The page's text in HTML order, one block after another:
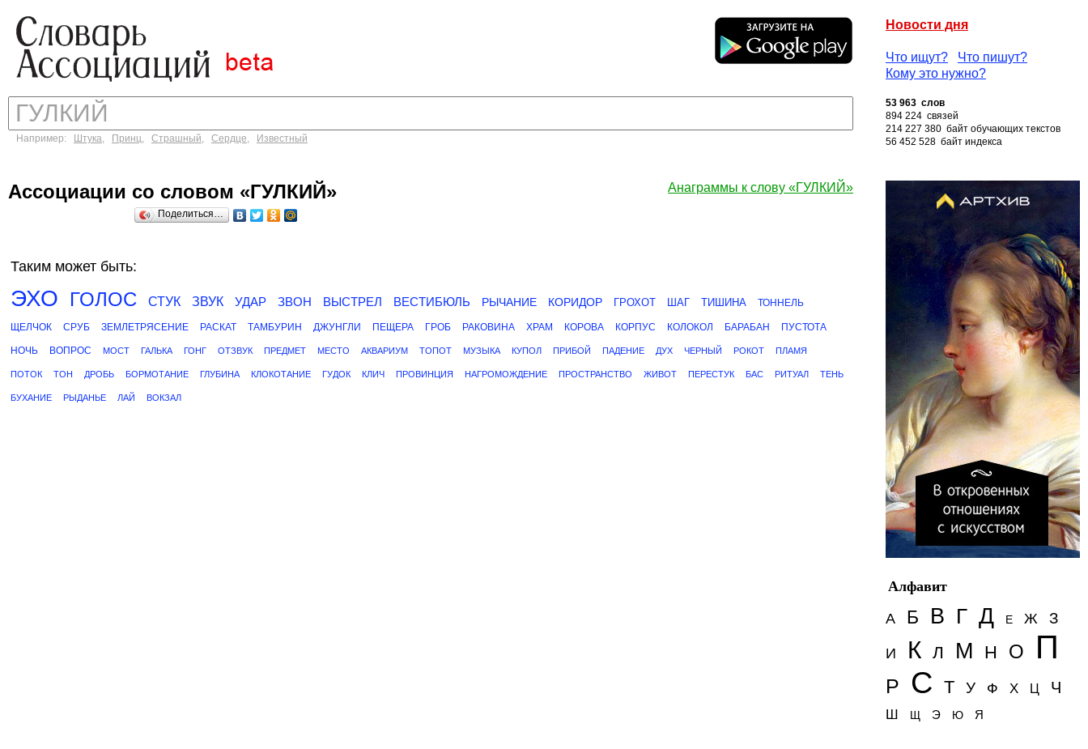
Новости дня
Что ищут?
Что пишут?
Кому это нужно?
Например: Штука, Принц, Страшный, Сердце, Известный
53 963 слов
894 224 связей
214 227 380 байт обучающих текстов
56 452 528 байт индекса
Анаграммы к слову «ГУЛКИЙ»
Ассоциации со словом «ГУЛКИЙ»
Поделиться…
Таким может быть:
ЭХО ГОЛОС СТУК ЗВУК УДАР ЗВОН ВЫСТРЕЛ ВЕСТИБЮЛЬ РЫЧАНИЕ КОРИДОР ГРОХОТ ШАГ ТИШИНА ТОННЕЛЬ
ЩЕЛЧОК СРУБ ЗЕМЛЕТРЯСЕНИЕ РАСКАТ ТАМБУРИН ДЖУНГЛИ ПЕЩЕРА ГРОБ РАКОВИНА ХРАМ КОРОВА КОРПУС КОЛОКОЛ БАРАБАН ПУСТОТА
НОЧЬ ВОПРОС МОСТ ГАЛЬКА ГОНГ ОТЗВУК ПРЕДМЕТ МЕСТО АКВАРИУМ ТОПОТ МУЗЫКА КУПОЛ ПРИБОЙ ПАДЕНИЕ ДУХ ЧЕРНЫЙ РОКОТ ПЛАМЯ
ПОТОК ТОН ДРОБЬ БОРМОТАНИЕ ГЛУБИНА КЛОКОТАНИЕ ГУДОК КЛИЧ ПРОВИНЦИЯ НАГРОМОЖДЕНИЕ ПРОСТРАНСТВО ЖИВОТ ПЕРЕСТУК БАС РИТУАЛ ТЕНЬ
БУХАНИЕ РЫДАНЬЕ ЛАЙ ВОКЗАЛ
Алфавит
А
Б В Г Д Е Ж З
И К Л М Н О П
Р С Т У Ф Х Ц Ч
Ш Щ Э Ю Я